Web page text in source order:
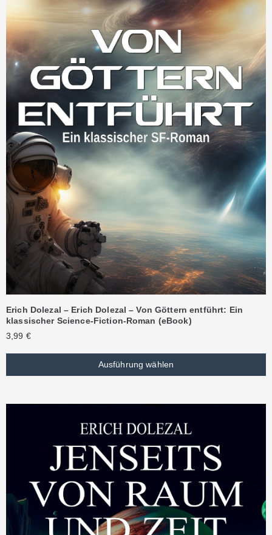
Erich Dolezal – Erich Dolezal – Von Göttern entführt: Ein
klassischer Science-Fiction-Roman (eBook)
3,99 €
Ausführung wählen